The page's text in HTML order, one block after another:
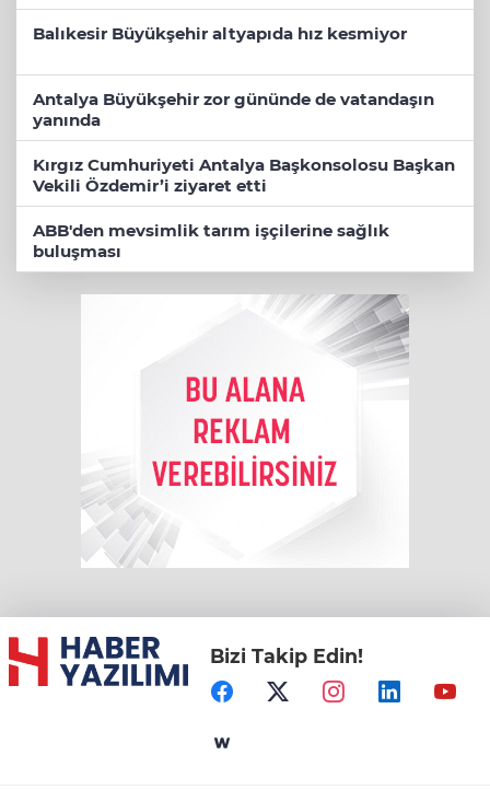
Balıkesir Büyükşehir altyapıda hız kesmiyor
Antalya Büyükşehir zor gününde de vatandaşın
yanında
Kırgız Cumhuriyeti Antalya Başkonsolosu Başkan
Vekili Özdemir’i ziyaret etti
ABB'den mevsimlik tarım işçilerine sağlık
buluşması
Bizi Takip Edin!